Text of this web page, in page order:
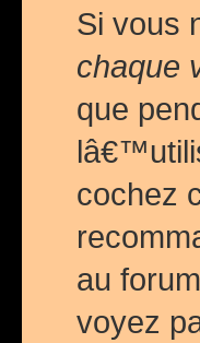
Si vous
chaque
que
cochez
au
voyez